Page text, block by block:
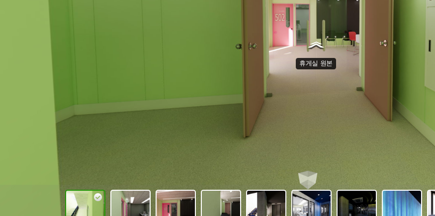
휴게실 원본
RD 복도